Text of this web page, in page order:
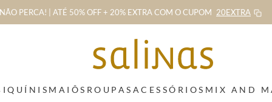
NÃO PERCA! | ATÉ 50% OFF + 20% EXTRA COM O CUPOM 20EXTRA
MAIÔS ROUPAS ACESSÓRIOS MIX AND